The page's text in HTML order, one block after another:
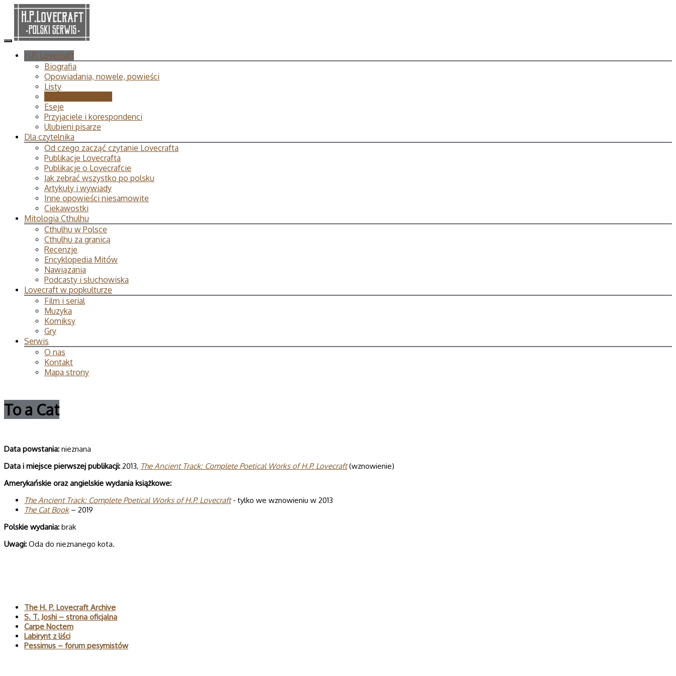
H.P. Lovecraft
Biografia
Opowiadania, nowele, powieści
Listy
Eseje
Przyjaciele i korespondenci
Ulubieni pisarze
Dla czytelnika
Od czego zacząć czytanie Lovecrafta
Publikacje Lovecrafta
Publikacje o Lovecrafcie
Jak zebrać wszystko po polsku
Artykuły i wywiady
Inne opowieści niesamowite
Ciekawostki
Mitologia Cthulhu
Cthulhu w Polsce
Cthulhu za granicą
Recenzje
Encyklopedia Mitów
Nawiązania
Podcasty i słuchowiska
Lovecraft w popkulturze
Film i serial
Muzyka
Komiksy
Gry
Serwis
O nas
Kontakt
Mapa strony
To a Cat
Data powsta­nia: nieznana
Data i miej­sce pierw­szej publi­ka­cji: 2013, The Ancient Track: Com­plete Poeti­cal Works of H.P. Love­craft (wznowienie)
Ame­ry­kań­skie oraz angiel­skie wyda­nia książkowe:
The Ancient Track: Com­plete Poeti­cal Works of H.P. Love­craft- tylko we wznowieniu w 2013
The Cat Book – 2019
Pol­skie wydania: brak
Uwagi: Oda do nieznanego kota.
The H. P. Lovecraft Archive
S. T. Joshi – strona oficjalna
Carpe Noctem
Labirynt z liści
Pessimus – forum pesymistów